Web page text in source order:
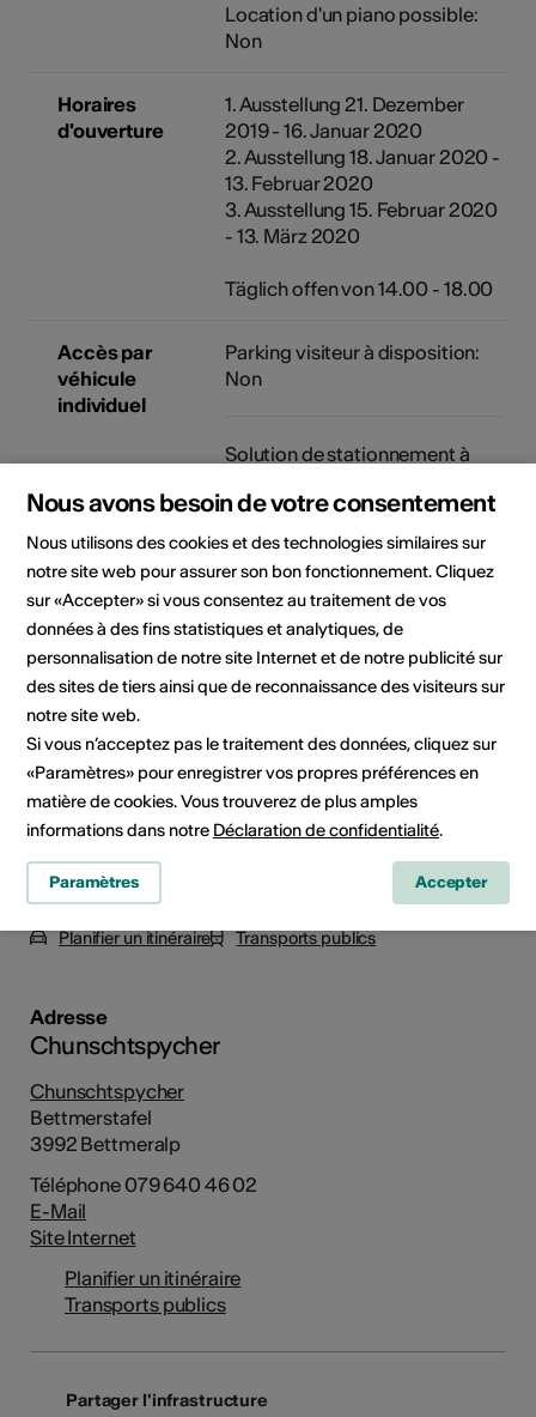
Location d'un piano possible:
Non
Horaires
d'ouverture
1. Ausstellung 21. Dezember
2019 - 16. Januar 2020
2. Ausstellung 18. Januar 2020 -
13. Februar 2020
3. Ausstellung 15. Februar 2020
- 13. März 2020
Täglich offen von 14.00 - 18.00
Accès par
véhicule
individuel
Parking visiteur à disposition:
Non
Solution de stationnement à
Localisation
Bettmerstafel, 3992 Bettmeralp
Planifier un itinéraire
Transports publics
Adresse
Chunschtspycher
Chunschtspycher
Bettmerstafel
3992 Bettmeralp
Téléphone 079 640 46 02
E-Mail
Site Internet
Planifier un itinéraire
Transports publics
Partager l'infrastructure
Nous avons besoin de votre consentement
Nous utilisons des cookies et des technologies similaires sur
notre site web pour assurer son bon fonctionnement. Cliquez
sur «Accepter» si vous consentez au traitement de vos
données à des fins statistiques et analytiques, de
personnalisation de notre site Internet et de notre publicité sur
des sites de tiers ainsi que de reconnaissance des visiteurs sur
notre site web.
Si vous n’acceptez pas le traitement des données, cliquez sur
«Paramètres» pour enregistrer vos propres préférences en
matière de cookies. Vous trouverez de plus amples
informations dans notre Déclaration de confidentialité.
Paramètres Accepter